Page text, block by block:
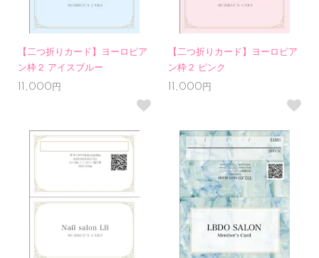
【二つ折りカード】ヨーロピア
ン枠２ アイスブルー
11,000円
【二つ折りカード】ヨーロピア
ン枠２ ピンク
11,000円